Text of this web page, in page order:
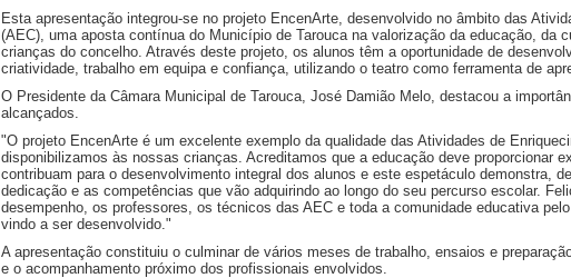
Esta apresentação integrou-se no projeto EncenArte, desenvolvido no âmbito das
(AEC), uma aposta contínua do Município de Tarouca na valorização da educação, da
crianças do concelho. Através deste projeto, os alunos têm a oportunidade de
criatividade, trabalho em equipa e confiança, utilizando o teatro como ferramenta de
O Presidente da Câmara Municipal de Tarouca, José Damião Melo, destacou a
alcançados.
"O projeto EncenArte é um excelente exemplo da qualidade das Atividades de
disponibilizamos às nossas crianças. Acreditamos que a educação deve proporcionar
contribuam para o desenvolvimento integral dos alunos e este espetáculo demonstra,
dedicação e as competências que vão adquirindo ao longo do seu percurso escolar.
desempenho, os professores, os técnicos das AEC e toda a comunidade educativa
vindo a ser desenvolvido."
A apresentação constituiu o culminar de vários meses de trabalho, ensaios e
e o acompanhamento próximo dos profissionais envolvidos.